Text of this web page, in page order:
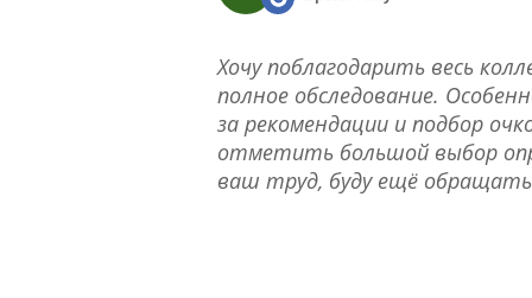
Хочу поблагодарить весь
полное обследование.
за рекомендации и подбор
отметить большой выбор
ваш труд, буду ещё